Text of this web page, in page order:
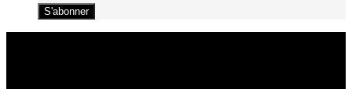
S'abonner